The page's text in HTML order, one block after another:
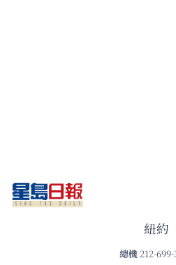
紐約
總機 212-